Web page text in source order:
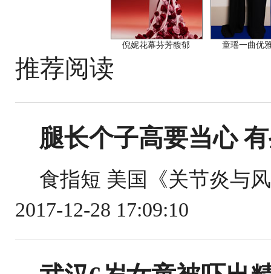
倪妮花幕芬芳馥郁 童瑶一曲优
推荐阅读
腿长个子高要当心
食指短 美国《关节炎与
2017-12-28 17:09:10